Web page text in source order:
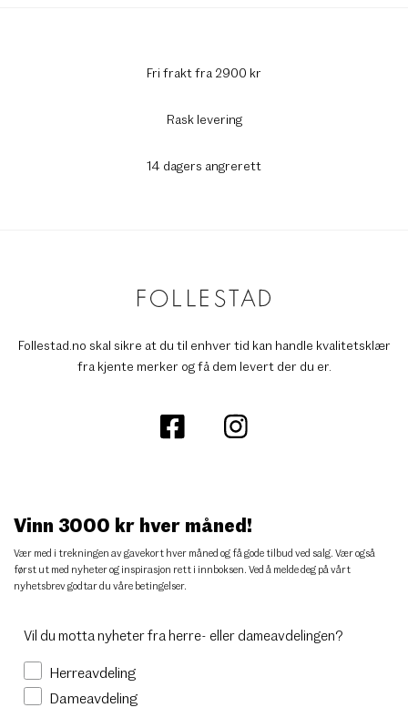
Fri frakt fra 2900 kr
Rask levering
14 dagers angrerett
Follestad.no skal sikre at du til enhver tid kan handle kvalitetsklær
fra kjente merker og få dem levert der du er.
Vinn 3000 kr hver måned!
Vær med i trekningen av gavekort hver måned og få gode tilbud ved salg. Vær også
først ut med nyheter og inspirasjon rett i innboksen. Ved å melde deg på vårt
nyhetsbrev godtar du våre betingelser.
Vil du motta nyheter fra herre- eller dameavdelingen?
Herreavdeling
Dameavdeling